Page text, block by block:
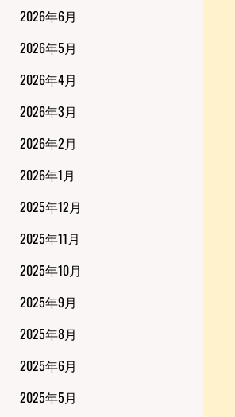
2026年6月
2026年5月
2026年4月
2026年3月
2026年2月
2026年1月
2025年12月
2025年11月
2025年10月
2025年9月
2025年8月
2025年6月
2025年5月